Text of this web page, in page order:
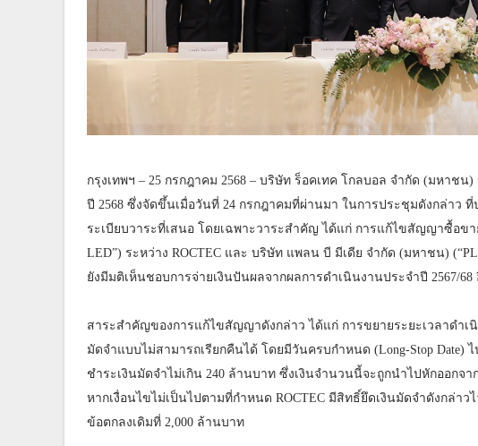
กรุงเทพฯ – 25 กรกฎาคม 2568 – บริษัท ร็อคเทค โกลบอล จำกัด (มหาช
ปี 2568 ซึ่งจัดขึ้นเมื่อวันที่ 24 กรกฎาคมที่ผ่านมา ในการประชุมดังกล่าว
ระเบียบวาระที่เสนอ โดยเฉพาะวาระสำคัญ ได้แก่ การแก้ไขสัญญาซื้อข
LED”) ระหว่าง ROCTEC และ บริษัท แพลน บี มีเดีย จำกัด (มหาชน)
ยังมีมติเห็นชอบการจ่ายเงินปันผลจากผลการดำเนินงานประจำปี 2567/68
สาระสำคัญของการแก้ไขสัญญาดังกล่าว ได้แก่ การขยายระยะเวลาดำเ
มัดจำแบบไม่สามารถเรียกคืนได้ โดยมีวันครบกำหนด (Long-Stop Date)
ชำระเงินมัดจำไม่เกิน 240 ล้านบาท ซึ่งเงินจำนวนนี้จะถูกนำไปหักออกจ
หากเงื่อนไขไม่เป็นไปตามที่กำหนด ROCTEC มีสิทธิ์ยึดเงินมัดจำดังกล่า
ข้อตกลงเดิมที่ 2,000 ล้านบาท